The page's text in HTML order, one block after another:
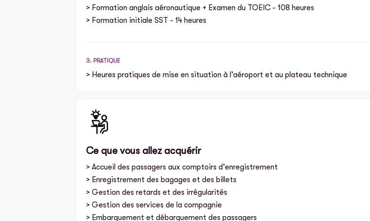
> Formation anglais aéronautique + Examen du TOEIC - 108 heures
> Formation initiale SST - 14 heures
3. PRATIQUE
> Heures pratiques de mise en situation à l’aéroport et au plateau technique
Ce que vous allez acquérir
> Accueil des passagers aux comptoirs d’enregistrement
> Enregistrement des bagages et des billets
> Gestion des retards et des irrégularités
> Gestion des services de la compagnie
> Embarquement et débarquement des passagers